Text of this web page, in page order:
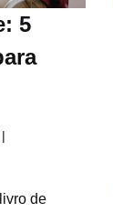
5
de